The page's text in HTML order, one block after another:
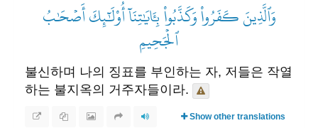
وَٱلَّذِينَ كَفَرُواْ وَكَذَّبُواْ بِـَٔايَٰتِنَآ أُوْلَٰٓئِكَ أَصۡحَٰبُ
ٱلۡجَحِيمِ
불신하며 나의 징표를 부인하는 자, 저들은 작열
하는 불지옥의 거주자들이라.
Show other translations